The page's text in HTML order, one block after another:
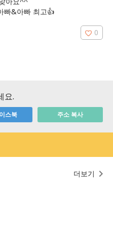
빠&아빠 최고👍
0
요.
스북 주소 복사
더보기